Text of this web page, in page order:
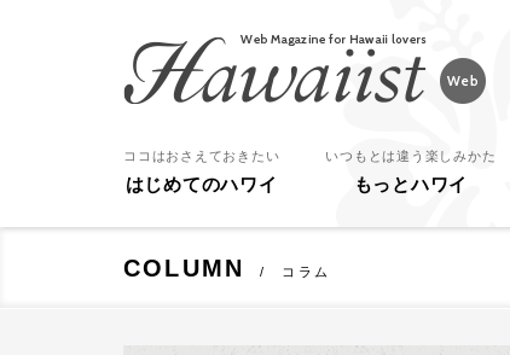
ココはおさえておきたい
はじめてのハワイ
いつもとは違う楽しみかた
もっとハワイ
COLUMN コラム